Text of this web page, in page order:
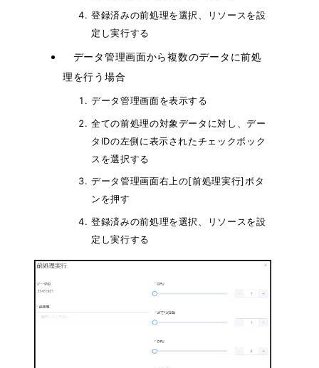
登録済みの前処理を選択、リソースを設
定し実行する
データ管理画面から複数のデータに前処
理を行う場合
データ管理画面を表示する
全ての前処理の対象データに対し、デー
タIDの左側に表示されたチェックボック
スを選択する
データ管理画面右上の[前処理実行]ボタ
ンを押す
登録済みの前処理を選択、リソースを設
定し実行する